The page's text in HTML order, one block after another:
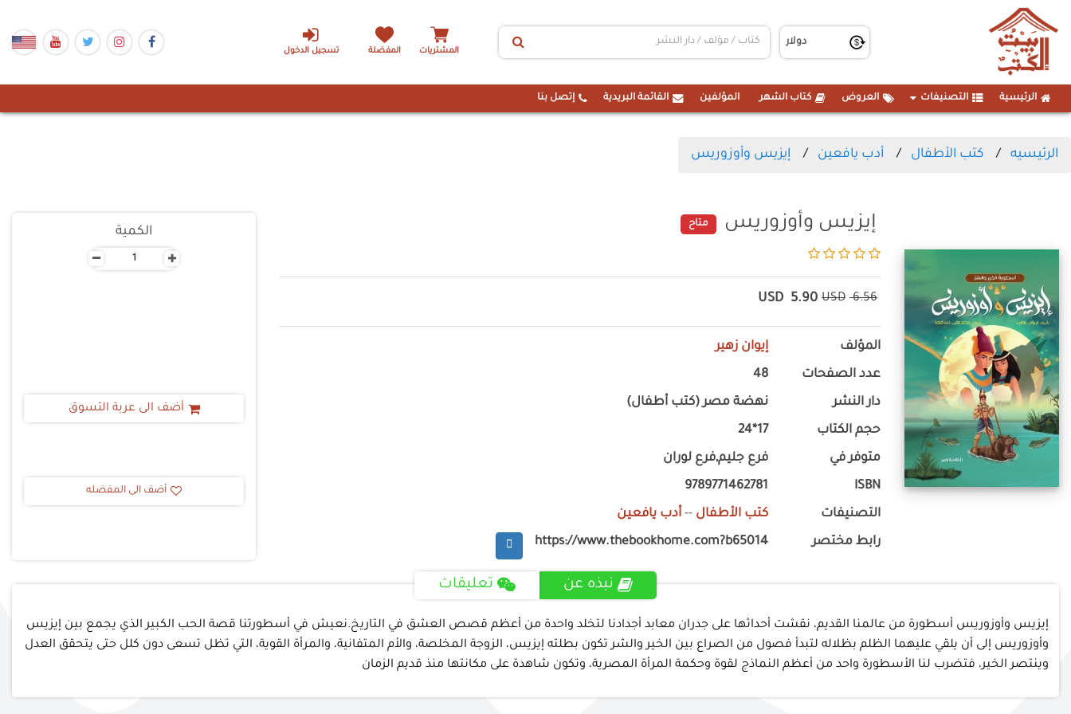
تسجيل الدخول المشتريات المفضلة
الرئيسية التصنيفات العروض كتاب الشهر المؤلفين القائمة البريدية إتصل بنا
الرئيسيه كتب الأطفال أدب يافعين إيزيس وأوزوريس
إيزيس وأوزوريس متاح
6.56
USD
5.90
USD
المؤلف إيوان زهير
عدد الصفحات 48
دار النشر نهضة مصر (كتب أطفال)
حجم الكتاب 17*24
متوفر في فرع جليم,فرع لوران
ISBN
9789771462781
التصنيفات كتب الأطفال -- أدب يافعين
رابط مختصر https://www.thebookhome.com?b65014
الكمية
- +
أضف الى عربة التسوق
أضف الى المفضله
نبذه عن تعليقات
إيزيس وأوزوريس أسطورة من عالمنا القديم، نقشت أحداثها على جدران معابد أجدادنا لتخلد واحدة من أعظم قصص العشق في التاريخ.نعيش في أسطورتنا قصة الحب الكبير الذي يجمع بين إيزيس
وأوزوريس إلى أن يلقي عليهما الظلم بظلاله لتبدأ فصول من الصراع بين الخير والشر تكون بطلته إيزيس، الزوجة المخلصة، والأم المتفانية، والمرأة القوية، التي تظل تسعى دون كلل حتى يتحقق العدل
وينتصر الخير، فتضرب لنا الأسطورة واحد من أعظم النماذج لقوة وحكمة المرأة المصرية، وتكون شاهدة على مكانتها منذ قديم الزمان